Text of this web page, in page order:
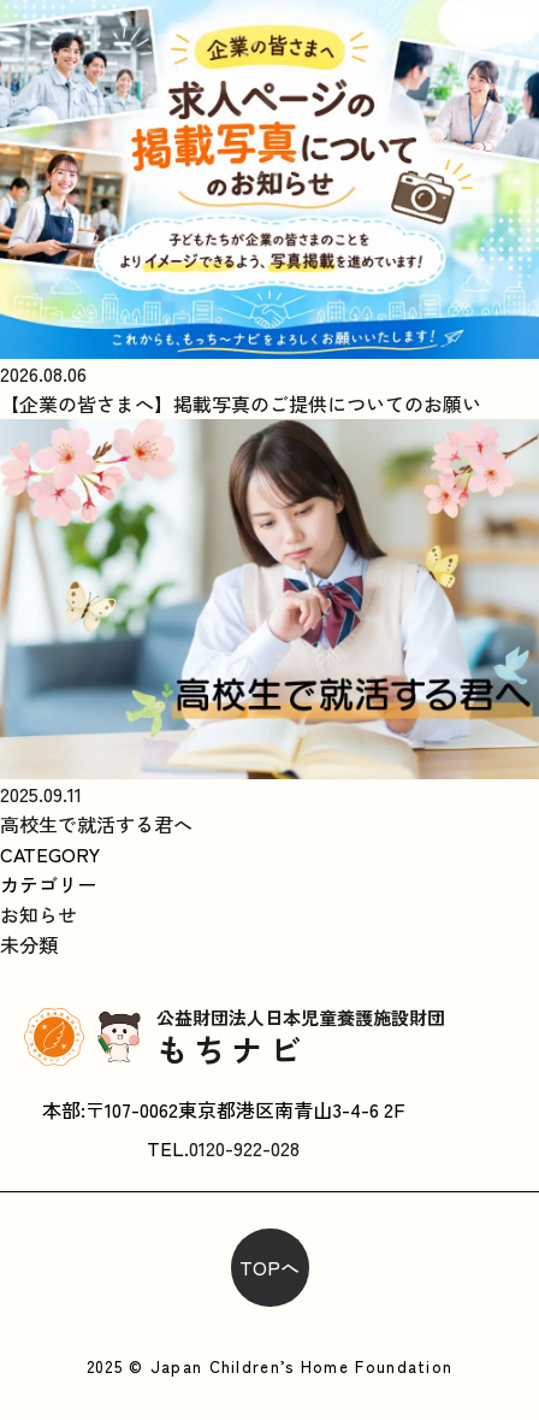
2026.08.06
【企業の皆さまへ】掲載写真のご提供についてのお願い
2025.09.11
高校生で就活する君へ
CATEGORY
カテゴリー
お知らせ
未分類
公益財団法人日本児童養護施設財団
もちナビ
本部:〒107-0062東京都港区南青山3-4-6 2F
TEL.0120-922-028
TOPへ
2025 © Japan Children’s Home Foundation